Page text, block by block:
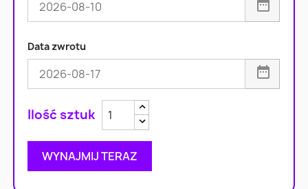
Data zwrotu
Zwiększ ilość
Zmniejsz ilość
WYNAJMIJ TERAZ